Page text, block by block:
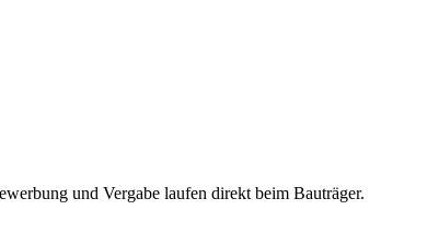
und Vergabe laufen direkt beim Bauträger.